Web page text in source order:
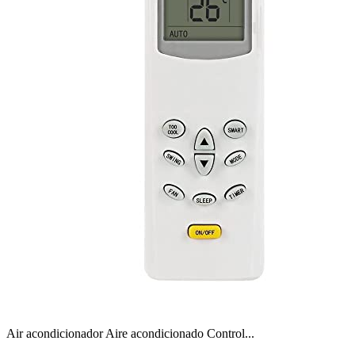
Air acondicionador Aire acondicionado Control...